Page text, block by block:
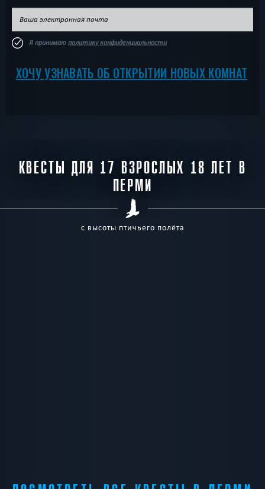
Я принимаю политику конфиденциальности
ХОЧУ УЗНАВАТЬ ОБ ОТКРЫТИИ НОВЫХ КОМНАТ
КВЕСТЫ ДЛЯ 17 ВЗРОСЛЫХ 18 ЛЕТ В
ПЕРМИ
с высоты птичьего полёта